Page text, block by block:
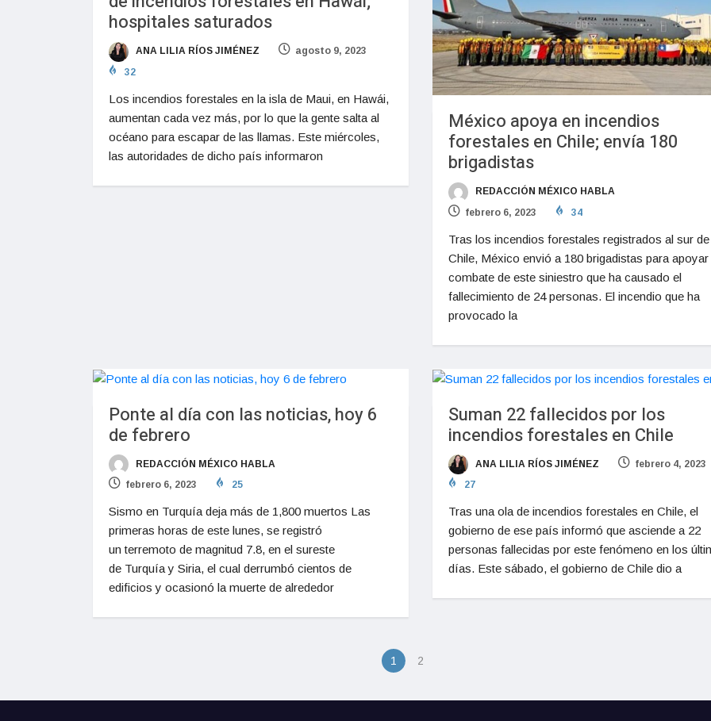
hospitales saturados
ANA LILIA RÍOS JIMÉNEZ
agosto 9, 2023
32
Los incendios forestales en la isla de Maui, en Hawái,
aumentan cada vez más, por lo que la gente salta al
océano para escapar de las llamas. Este miércoles,
las autoridades de dicho país informaron
México apoya en incendios
forestales en Chile; envía 180
brigadistas
REDACCIÓN MÉXICO HABLA
febrero 6, 2023
34
Tras los incendios forestales registrados al sur de
Chile, México envió a 180 brigadistas para apoyar
combate de este siniestro que ha causado el
fallecimiento de 24 personas. El incendio que ha
provocado la
Ponte al día con las noticias, hoy 6
de febrero
REDACCIÓN MÉXICO HABLA
febrero 6, 2023
25
Sismo en Turquía deja más de 1,800 muertos Las
primeras horas de este lunes, se registró
un terremoto de magnitud 7.8, en el sureste
de Turquía y Siria, el cual derrumbó cientos de
edificios y ocasionó la muerte de alrededor
Suman 22 fallecidos por los
incendios forestales en Chile
ANA LILIA RÍOS JIMÉNEZ
febrero 4, 2023
27
Tras una ola de incendios forestales en Chile, el
gobierno de ese país informó que asciende a 22
personas fallecidas por este fenómeno en los
días. Este sábado, el gobierno de Chile dio a
1 2